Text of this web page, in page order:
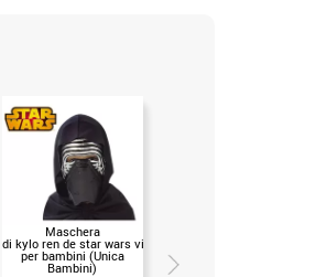
Maschera
di kylo ren de star wars vii
per bambini (Unica
Bambini)